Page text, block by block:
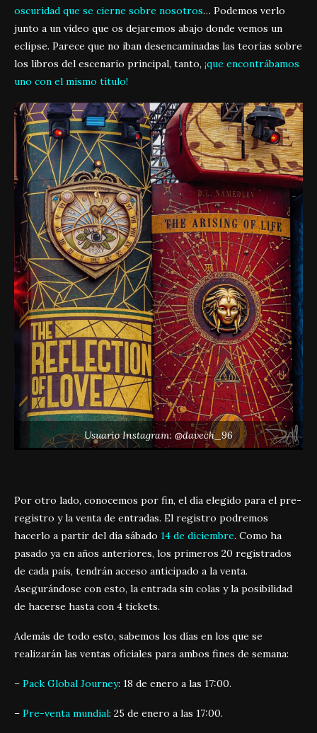
oscuridad que se cierne sobre nosotros… Podemos verlo
junto a un vídeo que os dejaremos abajo donde vemos un
eclipse. Parece que no iban desencaminadas las teorías sobre
los libros del escenario principal, tanto, ¡que encontrábamos
uno con el mismo título!
Usuario Instagram: @davech_96
Por otro lado, conocemos por fin, el día elegido para el pre-
registro y la venta de entradas. El registro podremos
hacerlo a partir del día sábado 14 de diciembre. Como ha
pasado ya en años anteriores, los primeros 20 registrados
de cada país, tendrán acceso anticipado a la venta.
Asegurándose con esto, la entrada sin colas y la posibilidad
de hacerse hasta con 4 tickets.
Además de todo esto, sabemos los días en los que se
realizarán las ventas oficiales para ambos fines de semana:
– Pack Global Journey: 18 de enero a las 17:00.
– Pre-venta mundial: 25 de enero a las 17:00.